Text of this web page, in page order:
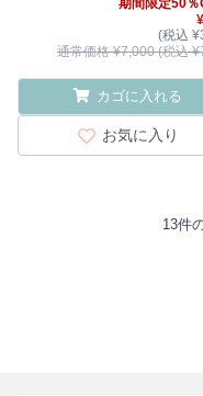
期間限定50％
(税込
通常価格 ¥7,000 (税込
カゴに入れる
お気に入り
13件